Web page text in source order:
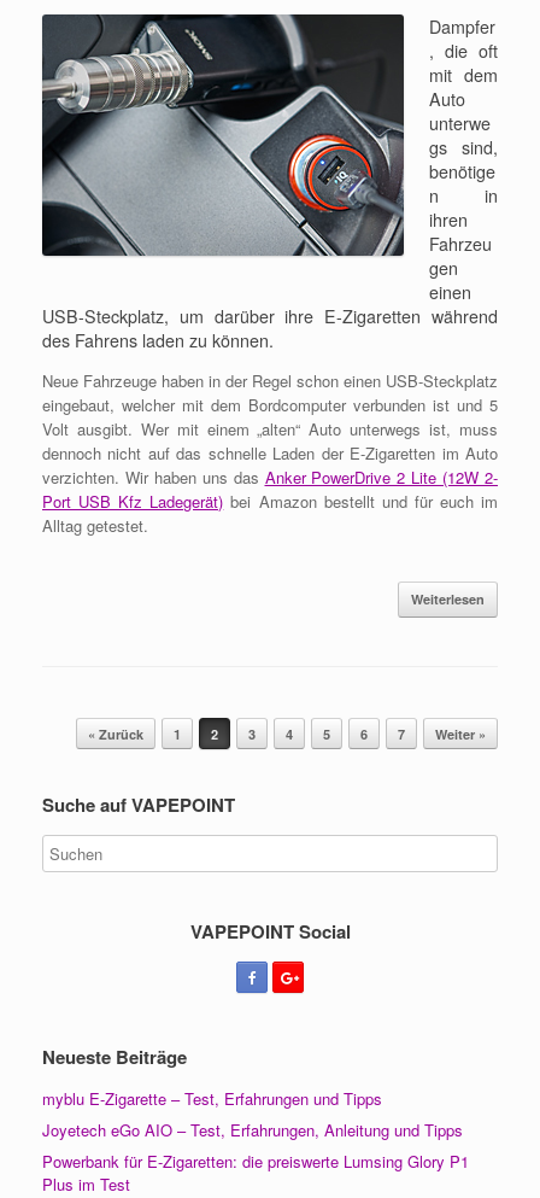
Dampfer
, die oft
mit dem
Auto
unterwe
gs sind,
benötige
n in
ihren
Fahrzeu
gen
einen
USB-Steckplatz, um darüber ihre E-Zigaretten während
des Fahrens laden zu können.
Neue Fahrzeuge haben in der Regel schon einen USB-Steckplatz
eingebaut, welcher mit dem Bordcomputer verbunden ist und 5
Volt ausgibt. Wer mit einem „alten“ Auto unterwegs ist, muss
dennoch nicht auf das schnelle Laden der E-Zigaretten im Auto
verzichten. Wir haben uns das Anker PowerDrive 2 Lite (12W 2-
Port USB Kfz Ladegerät) bei Amazon bestellt und für euch im
Alltag getestet.
Weiterlesen
Beitragsnavigation
« Zurück 1 2 3 4 5 6 7 Weiter »
Suche auf VAPEPOINT
VAPEPOINT Social
Neueste Beiträge
myblu E-Zigarette – Test, Erfahrungen und Tipps
Joyetech eGo AIO – Test, Erfahrungen, Anleitung und Tipps
Powerbank für E-Zigaretten: die preiswerte Lumsing Glory P1
Plus im Test